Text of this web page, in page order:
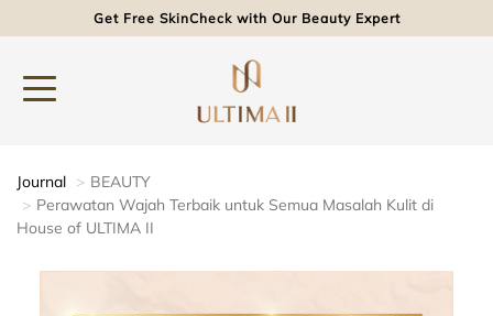
Get Free SkinCheck with Our Beauty Expert
Journal
BEAUTY
Perawatan Wajah Terbaik untuk Semua Masalah Kulit di
House of ULTIMA II